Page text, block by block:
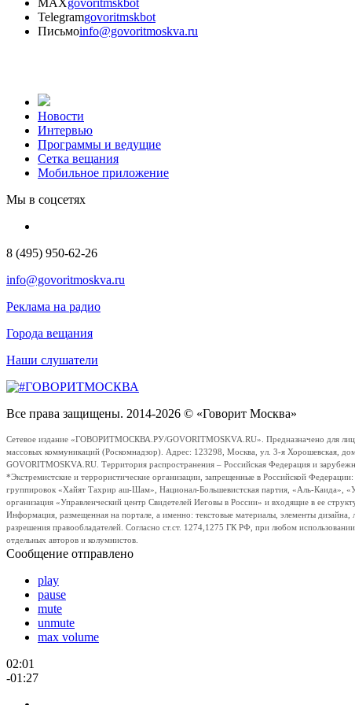
Telegramgovoritmskbot
Письмоinfo@govoritmoskva.ru
Новости
Интервью
Программы и ведущие
Сетка вещания
Мобильное приложение
Мы в соцсетях
8 (495) 950-62-26
info@govoritmoskva.ru
Реклама на радио
Города вещания
Наши слушатели
Все права защищены. 2014-2026 © «Говорит Москва»
Сетевое издание «ГОВОРИТМОСКВА.РУ/GOVORITMOSKVA.RU». Предназначено для лиц
массовых коммуникаций (Роскомнадзор). Адрес: 123298, Москва, ул. 3-я Хорошевская,
GOVORITMOSKVA.RU. Территория распространения – Российская Федерация и
*Экстремистские и террористические организации, запрещенные в Российской
группировок «Хайят Тахрир аш-Шам», Национал-Большевистская партия, «Аль-Каида»,
организация «Управленческий центр Свидетелей Иеговы в России» и входящие в ее
Информация, размещенная на портале, а именно: текстовые материалы, элементы
разрешения правообладателей. Согласно ст.ст. 1274,1275 ГК РФ, при любом
отдельных авторов и колумнистов.
Сообщение отправлено
play
pause
mute
unmute
max volume
02:01
-01:27